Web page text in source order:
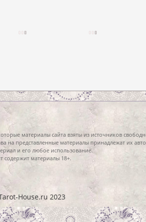
материалы сайта взяты из источников
на представленные материалы принадлежат их
и его любое использование.
содержит материалы 18+.
House.ru 2023